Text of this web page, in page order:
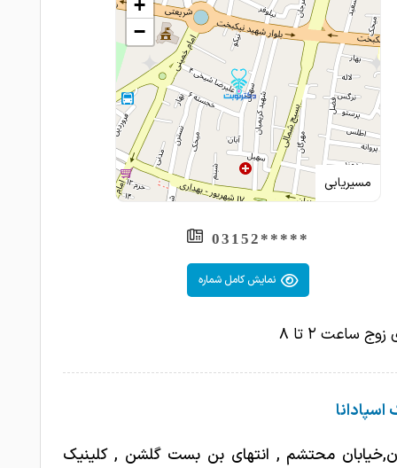
مسیریابی
+
−
*****03152
نمایش کامل شماره
ساعت ۲ تا ۸
اسپادانا
محتشم , انتهای بن بست گلشن , کلینیک